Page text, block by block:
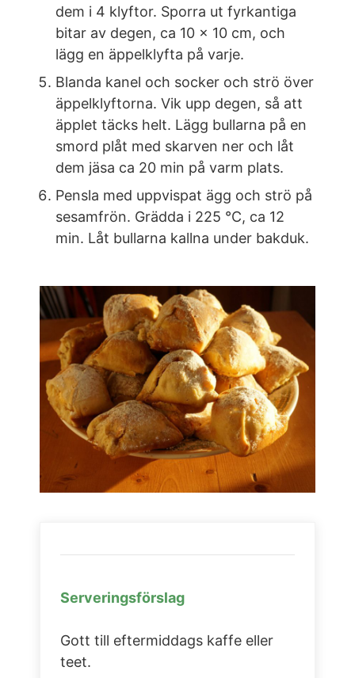
dem i 4 klyftor. Sporra ut fyrkantiga
bitar av degen, ca 10 x 10 cm, och
lägg en äppelklyfta på varje.
Blanda kanel och socker och strö över
äppelklyftorna. Vik upp degen, så att
äpplet täcks helt. Lägg bullarna på en
smord plåt med skarven ner och låt
dem jäsa ca 20 min på varm plats.
Pensla med uppvispat ägg och strö på
sesamfrön. Grädda i 225 °C, ca 12
min. Låt bullarna kallna under bakduk.
Serveringsförslag
Gott till eftermiddags kaffe eller
teet.